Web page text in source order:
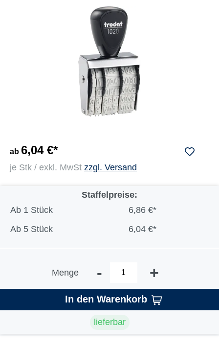
ab 6,04 €*
je Stk / exkl. MwSt zzgl. Versand
Staffelpreise:
Ab 1 Stück
6,86 €*
Ab 5 Stück 6,04 €*
Menge - +
In den Warenkorb
lieferbar